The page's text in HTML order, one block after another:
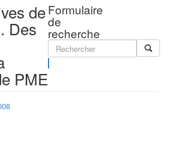
Formulaire
de
recherche
de
Des
PME